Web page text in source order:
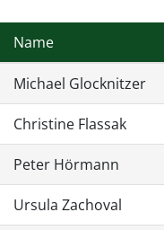
Name
Michael Glocknitzer
Christine Flassak
Peter Hörmann
Ursula Zachoval